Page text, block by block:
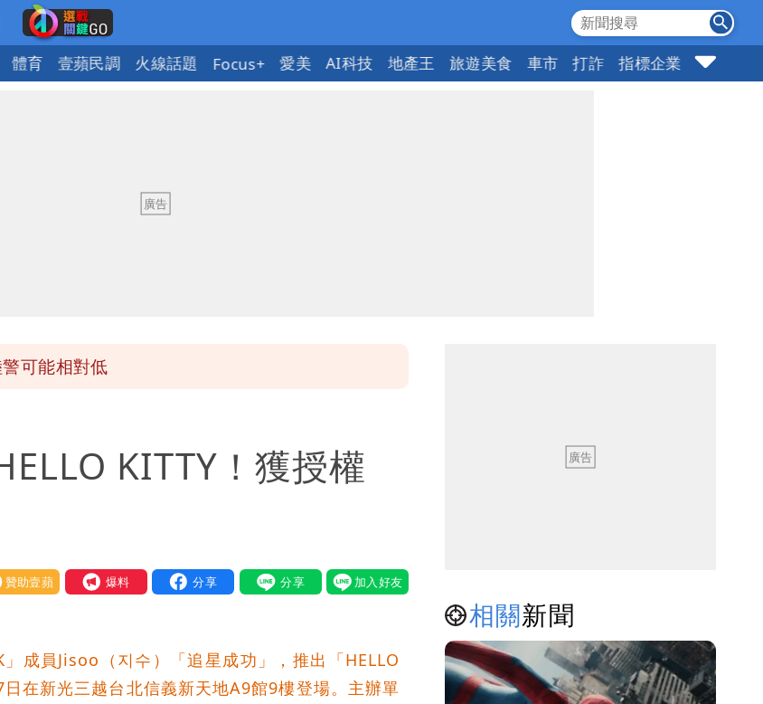
體育 壹蘋民調 火線話題 Focus+ 愛美 AI科技 地產王 旅遊美食 車市 打詐 指標企業 壹蘋頭家
可能相對低
路徑分歧藏警訊：不利強度維持
KITTY！獲授權
壹蘋 我要爆料
成員Jisoo（지수）「追星成功」，推出「HELLO
在新光三越台北信義新天地A9館9樓登場。主辦單
相關新聞